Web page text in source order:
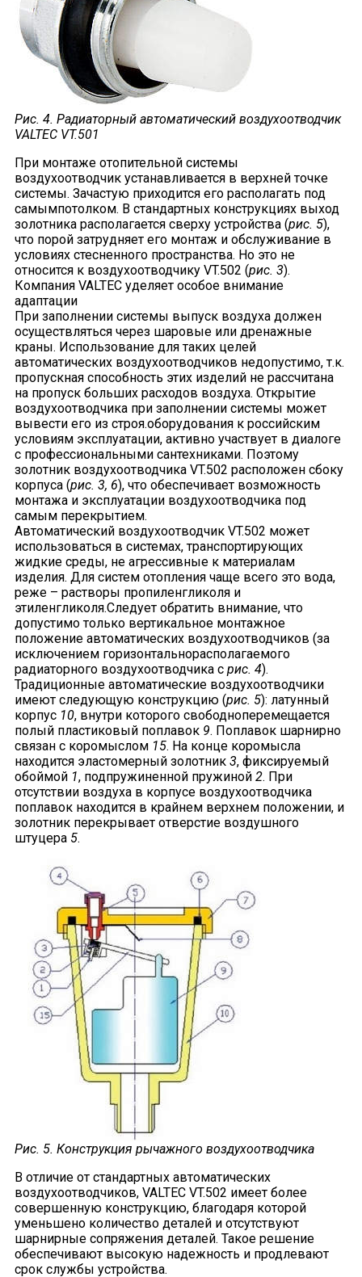
Рис. 4. Радиаторный автоматический воздухоотводчик
VALTECVT.501
При монтаже отопительной системы
воздухоотводчик устанавливается в верхней точке
системы. Зачастую приходится его располагать под
самымпотолком. В стандартных конструкциях выход
золотника располагается сверху устройства (рис. 5),
что порой затрудняет его монтаж и обслуживание в
условиях стесненного пространства. Но это не
относится к воздухоотводчику VT.502 (рис. 3).
Компания VALTEC уделяет особое внимание
адаптации
При заполнении системы выпуск воздуха должен
осуществляться через шаровые или дренажные
краны. Использование для таких целей
автоматических воздухоотводчиков недопустимо, т.к.
пропускная способность этих изделий не рассчитана
на пропуск больших расходов воздуха. Открытие
воздухоотводчика при заполнении системы может
вывести его из строя.оборудования к российским
условиям эксплуатации, активно участвует в диалоге
с профессиональными сантехниками. Поэтому
золотник воздухоотводчика VT.502 расположен сбоку
корпуса (рис. 3, 6), что обеспечивает возможность
монтажа и эксплуатации воздухоотводчика под
самым перекрытием.
Автоматический воздухоотводчик VT.502 может
использоваться в системах, транспортирующих
жидкие среды, не агрессивные к материалам
изделия. Для систем отопления чаще всего это вода,
реже – растворы пропиленгликоля и
этиленгликоля.Следует обратить внимание, что
допустимо только вертикальное монтажное
положение автоматических воздухоотводчиков (за
исключением горизонтальнорасполагаемого
радиаторного воздухоотводчика с рис. 4).
Традиционные автоматические воздухоотводчики
имеют следующую конструкцию (рис. 5): латунный
корпус 10, внутри которого свободноперемещается
полый пластиковый поплавок 9. Поплавок шарнирно
связан с коромыслом 15. На конце коромысла
находится эластомерный золотник 3, фиксируемый
обоймой 1, подпружиненной пружиной 2. При
отсутствии воздуха в корпусе воздухоотводчика
поплавок находится в крайнем верхнем положении, и
золотник перекрывает отверстие воздушного
штуцера5.
Рис. 5. Конструкция рычажного воздухоотводчика
В отличие от стандартных автоматических
воздухоотводчиков, VALTEC VT.502 имеет более
совершенную конструкцию, благодаря которой
уменьшено количество деталей и отсутствуют
шарнирные сопряжения деталей. Такое решение
обеспечивают высокую надежность и продлевают
срок службы устройства.